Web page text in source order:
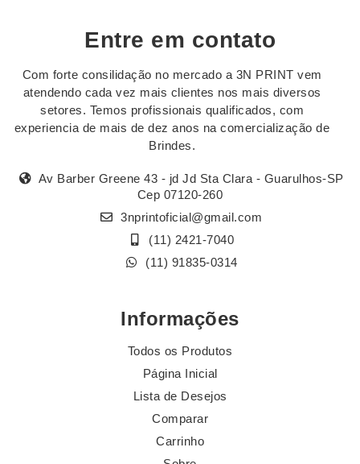
Entre em contato
Com forte consilidação no mercado a 3N PRINT vem
atendendo cada vez mais clientes nos mais diversos
setores. Temos profissionais qualificados, com
experiencia de mais de dez anos na comercialização de
Brindes.
Av Barber Greene 43 - jd Jd Sta Clara - Guarulhos-SP
Cep 07120-260
3nprintoficial@gmail.com
(11) 2421-7040
(11) 91835-0314
Informações
Todos os Produtos
Página Inicial
Lista de Desejos
Comparar
Carrinho